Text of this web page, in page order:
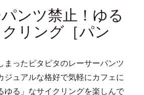
ンツ禁止！ゆる
リング［パン
まったピタピタのレーサーパンツ
ジュアルな格好で気軽にカフェに
ゆる」なサイクリングを楽しんで